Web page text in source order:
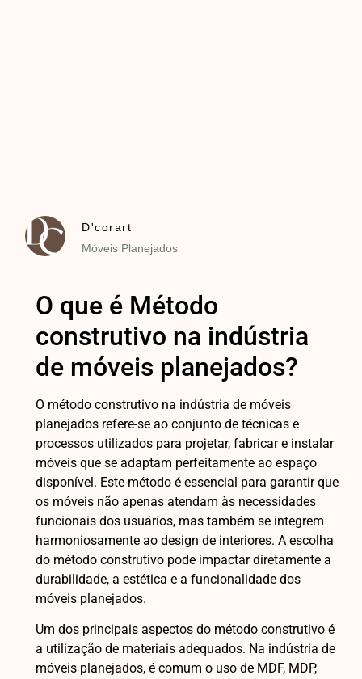
D'corart
Móveis Planejados
O que é Método
construtivo na indústria
de móveis planejados?
O método construtivo na indústria de móveis
planejados refere-se ao conjunto de técnicas e
processos utilizados para projetar, fabricar e instalar
móveis que se adaptam perfeitamente ao espaço
disponível. Este método é essencial para garantir que
os móveis não apenas atendam às necessidades
funcionais dos usuários, mas também se integrem
harmoniosamente ao design de interiores. A escolha
do método construtivo pode impactar diretamente a
durabilidade, a estética e a funcionalidade dos
móveis planejados.
Um dos principais aspectos do método construtivo é
a utilização de materiais adequados. Na indústria de
móveis planejados, é comum o uso de MDF, MDP,